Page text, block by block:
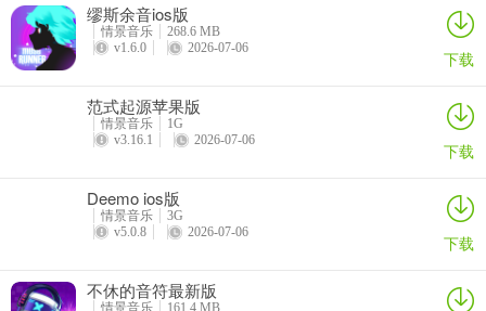
3、节奏蜂巢演奏卡
在设定的音乐中使用性能卡并获得高分！卡的各种能力！立即检查
4、随心所欲选择和享受的模式
5、可爱的概念照片
查看Rhythm Hive的独家概念照片，这将赢得您的心脏！您将一见钟
缪斯余音ios版
情景音乐
268.6 MB
v1.6.0
2026-07-06 下载
范式起源苹果版
情景音乐
1G
v3.16.1
2026-07-06 下载
Deemo ios版
情景音乐
3G
v5.0.8
2026-07-06 下载
不休的音符最新版
情景音乐
161.4 MB